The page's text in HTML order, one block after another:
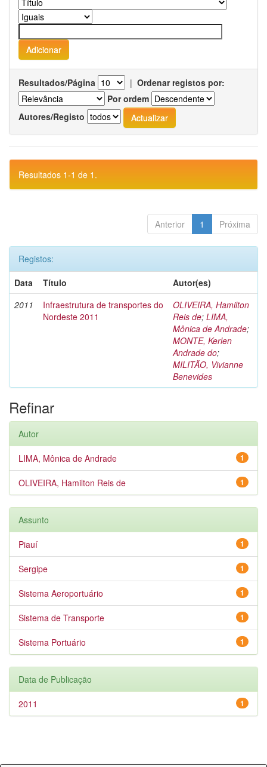
Resultados/Página | Ordenar registos por:
Por ordem
Autores/Registo
Resultados 1-1 de 1.
Anterior 1 Próxima
Registos:
Data
Título
Autor(es)
2011
Infraestrutura de transportes do
Nordeste 2011
OLIVEIRA, Hamilton
Reis de; LIMA,
Mônica de Andrade;
MONTE, Kerlen
Andrade do;
MILITÃO, Vivianne
Benevides
Refinar
Autor
1
LIMA, Mônica de Andrade
1
OLIVEIRA, Hamilton Reis de
Assunto
1
Piauí
1
Sergipe
1
Sistema Aeroportuário
1
Sistema de Transporte
1
Sistema Portuário
Data de Publicação
1
2011